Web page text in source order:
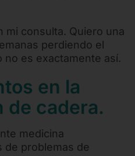
mi consulta. Quiero una
perdiendo el
es exactamente así.
en la
de cadera.
medicina
de problemas de